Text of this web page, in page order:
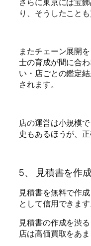
り、そうしたこと
またチェーン展開
士の育成が間に合
い・店ごとの鑑定
されます。
店の運営は小規模
史もあるほうが、
5、 見積書を作
見積書を無料で作
として信用できます
見積書の作成を渋
店は高価買取をあ